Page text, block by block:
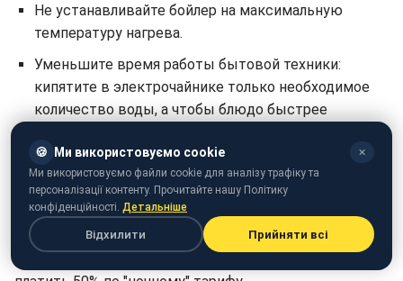
Не устанавливайте бойлер на максимальную
температуру нагрева.
Уменьшите время работы бытовой техники:
кипятите в электрочайнике только необходимое
количество воды, а чтобы блюдо быстрее
посуду с крышкой.
Если в вашем доме есть двухзонный счетчик, по
возможности включайте наиболее энергоемкие
приборы в период с 23:00 до 07:00. Ведь за
🍪 Ми використовуємо cookie ✕
Ми використовуємо файли cookie для аналізу трафіку та
персоналізації контенту. Прочитайте нашу Політику
конфіденційності. Детальніше
Відхилити Прийняти всі